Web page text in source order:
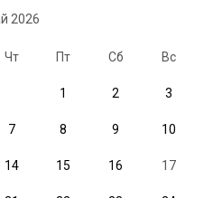
2026
Чт Пт Сб Вс
1 2 3
7 8 9 10
14 15 16 17